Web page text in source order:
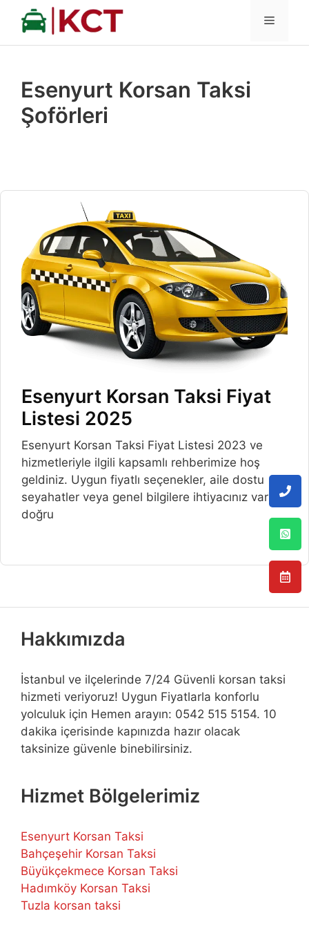
İçeriğe
MENÜ
Esenyurt Korsan Taksi
Şoförleri
Esenyurt Korsan Taksi Fiyat
Listesi 2025
Esenyurt Korsan Taksi Fiyat Listesi 2023 ve
hizmetleriyle ilgili kapsamlı rehberimize hoş
geldiniz. Uygun fiyatlı seçenekler, aile dostu
seyahatler veya genel bilgilere ihtiyacınız varsa,
doğru
Hakkımızda
İstanbul ve ilçelerinde 7/24 Güvenli korsan taksi
hizmeti veriyoruz! Uygun Fiyatlarla konforlu
yolculuk için Hemen arayın: 0542 515 5154. 10
dakika içerisinde kapınızda hazır olacak
taksinize güvenle binebilirsiniz.
Hizmet Bölgelerimiz
Esenyurt Korsan Taksi
Bahçeşehir Korsan Taksi
Büyükçekmece Korsan Taksi
Hadımköy Korsan Taksi
Tuzla korsan taksi